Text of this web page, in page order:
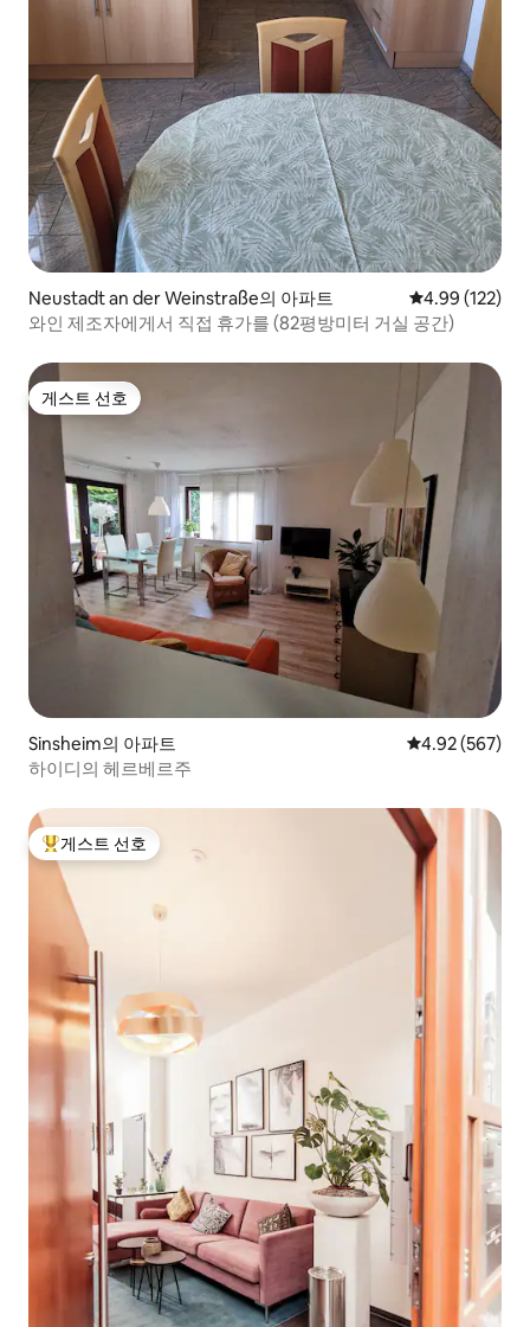
Neustadt an der Weinstraße의 아파트 평점 4.99점(5
4.99 (122)
와인 제조자에게서 직접 휴가를 (82평방미터 거실 공간)
게스트 선호
게스트 선호
Sinsheim의 아파트 평점 4.92점(5
4.92 (567)
하이디의 헤르베르주
상위 게스트 선호
게스트 선호